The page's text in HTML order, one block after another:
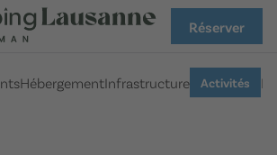
Réserver
HébergementInfrastructure Activités